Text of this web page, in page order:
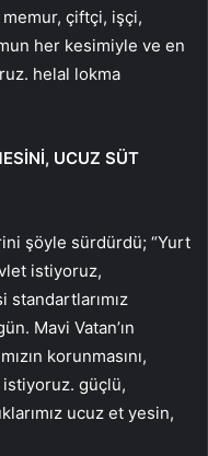
çiftçi, işçi,
her kesimiyle ve en
helal lokma
UCUZ SÜT
şöyle sürdürdü; “Yurt
istiyoruz,
standartlarımız
Mavi Vatan’ın
korunmasını,
istiyoruz. güçlü,
ucuz et yesin,